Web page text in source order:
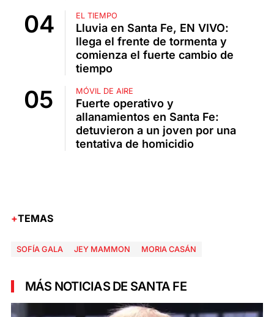
EL TIEMPO
Lluvia en Santa Fe, EN VIVO:
llega el frente de tormenta y
comienza el fuerte cambio de
tiempo
MÓVIL DE AIRE
Fuerte operativo y
allanamientos en Santa Fe:
detuvieron a un joven por una
tentativa de homicidio
TEMAS
SOFÍA GALA JEY MAMMON MORIA CASÁN
MÁS NOTICIAS DE SANTA FE